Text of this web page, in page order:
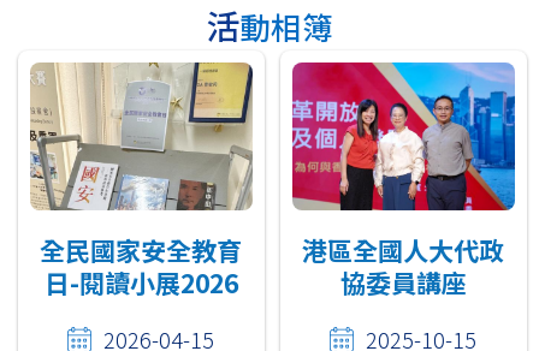
活動相簿
全民國家安全教育
日-閱讀小展2026
2026-04-15
港區全國人大代政
協委員講座
2025-10-15